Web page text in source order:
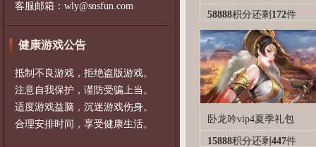
客服邮箱：wly@snsfun.com
健康游戏公告
抵制不良游戏，拒绝盗版游戏。
注意自我保护，谨防受骗上当。
适度游戏益脑，沉迷游戏伤身。
合理安排时间，享受健康生活。
58888积分还剩 172件
卧龙吟vip4夏季礼包
15888积分还剩 447件